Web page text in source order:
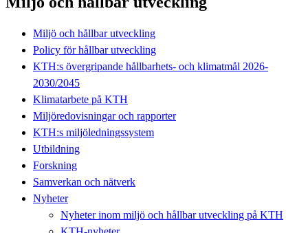
Miljö och hållbar utveckling
Policy för hållbar utveckling
KTH:s övergripande hållbarhets- och klimatmål 2026-
2030/2045
Klimatarbete på KTH
Miljöredovisningar och rapporter
KTH:s miljöledningssystem
Utbildning
Forskning
Samverkan och nätverk
Nyheter
Nyheter inom miljö och hållbar utveckling på KTH